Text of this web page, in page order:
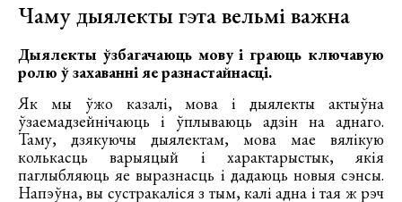
Чаму дыялекты гэта вельмі важна
Дыялекты ўзбагачаюць мову і граюць ключавую
ролю ў захаванні яе разнастайнасці.
Як мы ўжо казалі, мова і дыялекты актыўна
ўзаемадзейнічаюць і ўплываюць адзін на аднаго.
Таму, дзякуючы дыялектам, мова мае вялікую
колькасць варыяцый і характарыстык, якія
паглыбляюць яе выразнасць і дадаюць новыя сэнсы.
Напэўна, вы сустракаліся з тым, калі адна і тая ж рэч